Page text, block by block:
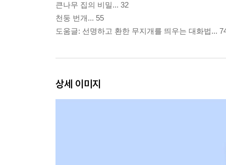
큰나무 집의 비밀... 32
천둥 번개... 55
도움글: 선명하고 환한 무지개를 띄우는 대화법...
상세 이미지